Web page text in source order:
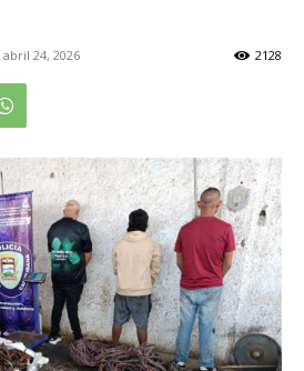
abril 24, 2026 2128